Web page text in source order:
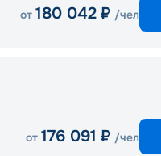
от 180 042 ₽ /чел
от 176 091 ₽ /чел